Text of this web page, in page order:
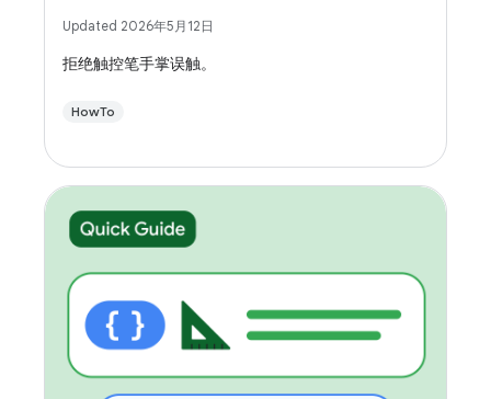
Updated 2026年5月12日
拒绝触控笔手掌误触。
HowTo